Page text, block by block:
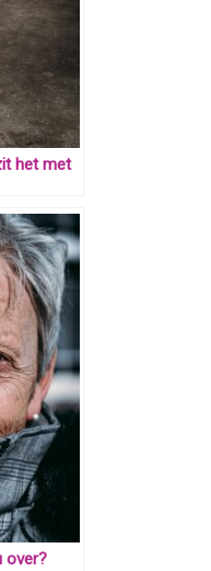
het met
over?